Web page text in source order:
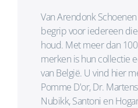
Van Arendonk
begrip voor iedereen
houd. Met meer dan
merken is hun collectie
van België. U vind hier
Pomme D'or, Dr.
Nubikk, Santoni en